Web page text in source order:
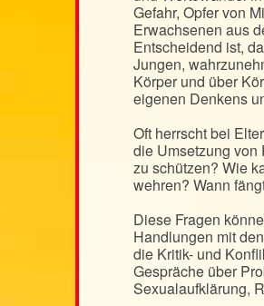
Gefahr, Opfer von
Erwachsenen aus
Entscheidend ist,
Jungen,
Körper und über
eigenen Denkens
Oft herrscht bei
die Umsetzung von
zu schützen? Wie
wehren? Wann
Diese Fragen
Handlungen mit
die Kritik- und
Gespräche über
Sexualaufklärung,